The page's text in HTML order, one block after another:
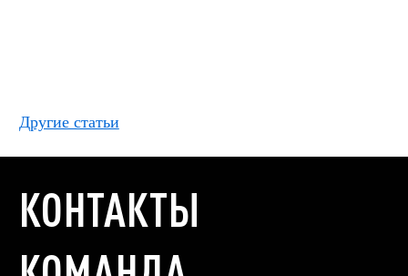
Другие статьи
КОНТАКТЫ